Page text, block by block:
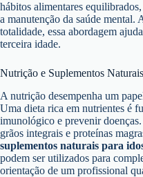
hábitos alimentares
a manutenção da saúde mental.
totalidade, essa abordagem
terceira idade.
Nutrição e Suplementos Naturais
A nutrição desempenha um
Uma dieta rica em nutrientes é
imunológico e prevenir
grãos integrais e proteínas
suplementos naturais para
podem ser utilizados para
orientação de um profissional